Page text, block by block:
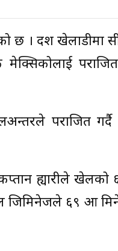
छ । दश खेलाडीमा
पराजित
पराजित गर्दै
ह्यारीले खेलको
जिमिनेजले ६९ औँ